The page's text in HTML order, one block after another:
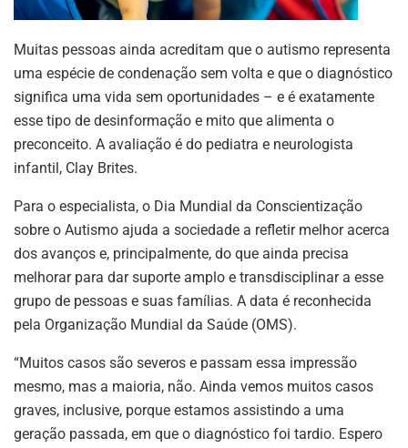
Muitas pessoas ainda acreditam que o autismo representa
uma espécie de condenação sem volta e que o diagnóstico
significa uma vida sem oportunidades – e é exatamente
esse tipo de desinformação e mito que alimenta o
preconceito. A avaliação é do pediatra e neurologista
infantil, Clay Brites.
Para o especialista, o Dia Mundial da Conscientização
sobre o Autismo ajuda a sociedade a refletir melhor acerca
dos avanços e, principalmente, do que ainda precisa
melhorar para dar suporte amplo e transdisciplinar a esse
grupo de pessoas e suas famílias. A data é reconhecida
pela Organização Mundial da Saúde (OMS).
“Muitos casos são severos e passam essa impressão
mesmo, mas a maioria, não. Ainda vemos muitos casos
graves, inclusive, porque estamos assistindo a uma
geração passada, em que o diagnóstico foi tardio. Espero